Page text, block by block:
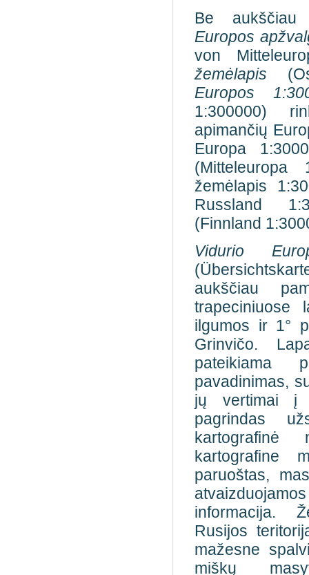
Be
Europos
von
žemėlapis
Europos
1:300000)
apimančių
Europa
(Mitteleuropa
žemėlapis
Russland
(Finnland
Vidurio
aukščiau
trapeciniuose
ilgumos ir 1°
Grinvičo.
pateikiama
pavadinimas,
jų vertimai į
pagrindas
kartografinė
kartografine
paruoštas,
informacija.
Rusijos
mažesne
miškų